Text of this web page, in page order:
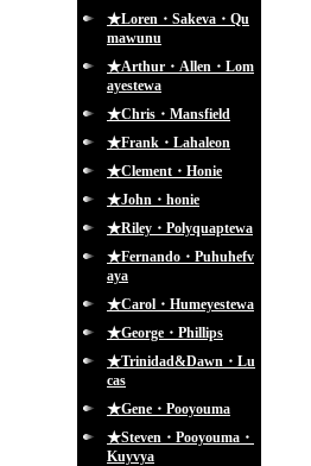
★Loren・Sakeva・Qu
mawunu
★Arthur・Allen・Lom
ayestewa
★Chris・Mansfield
★Frank・Lahaleon
★Clement・Honie
★John・honie
★Riley・Polyquaptewa
★Fernando・Puhuhefv
aya
★Carol・Humeyestewa
★George・Phillips
★Trinidad&Dawn・Lu
cas
★Gene・Pooyouma
★Steven・Pooyouma・
Kuyvya